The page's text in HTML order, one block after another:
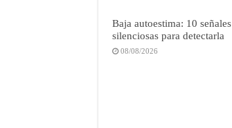
Baja autoestima: 10 señales
silenciosas para detectarla
08/08/2026